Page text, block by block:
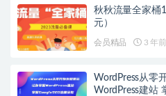
秋秋流量全家桶
元）
会员精品 3 年前
WordPress从零
WordPress建站